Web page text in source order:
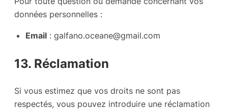
données personnelles :
Email : galfano.oceane@gmail.com
13. Réclamation
Si vous estimez que vos droits ne sont pas
respectés, vous pouvez introduire une réclamation